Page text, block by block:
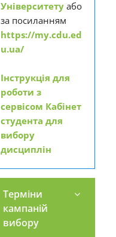
Університету або
за посиланням
https://my.cdu.ed
u.ua/
Інструкція для
роботи з
сервісом Кабінет
студента для
вибору
дисциплін
Терміни
кампаній
вибору